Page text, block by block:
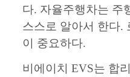
다. 자율주행차는 주
스스로 알아서 한다.
이 중요하다.
비에이치 EVS는 합